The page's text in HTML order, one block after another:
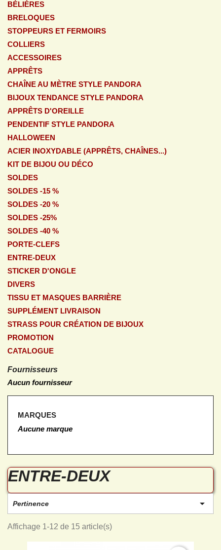
BÉLIÈRES
BRELOQUES
STOPPEURS ET FERMOIRS
COLLIERS
ACCESSOIRES
APPRÊTS
CHAÎNE AU MÈTRE STYLE PANDORA
BIJOUX TENDANCE STYLE PANDORA
APPRÊTS D'OREILLE
PENDENTIF STYLE PANDORA
HALLOWEEN
ACIER INOXYDABLE (APPRÊTS, CHAÎNES...)
KIT DE BIJOU OU DÉCO
SOLDES
SOLDES -15 %
SOLDES -20 %
SOLDES -25%
SOLDES -40 %
PORTE-CLEFS
ENTRE-DEUX
STICKER D'ONGLE
DIVERS
TISSU ET MASQUES BARRIÈRE
SUPPLÉMENT LIVRAISON
STRASS POUR CRÉATION DE BIJOUX
PROMOTION
CATALOGUE
Fournisseurs
Aucun fournisseur
MARQUES
Aucune marque
ENTRE-DEUX
Pertinence 
Affichage 1-12 de 15 article(s)